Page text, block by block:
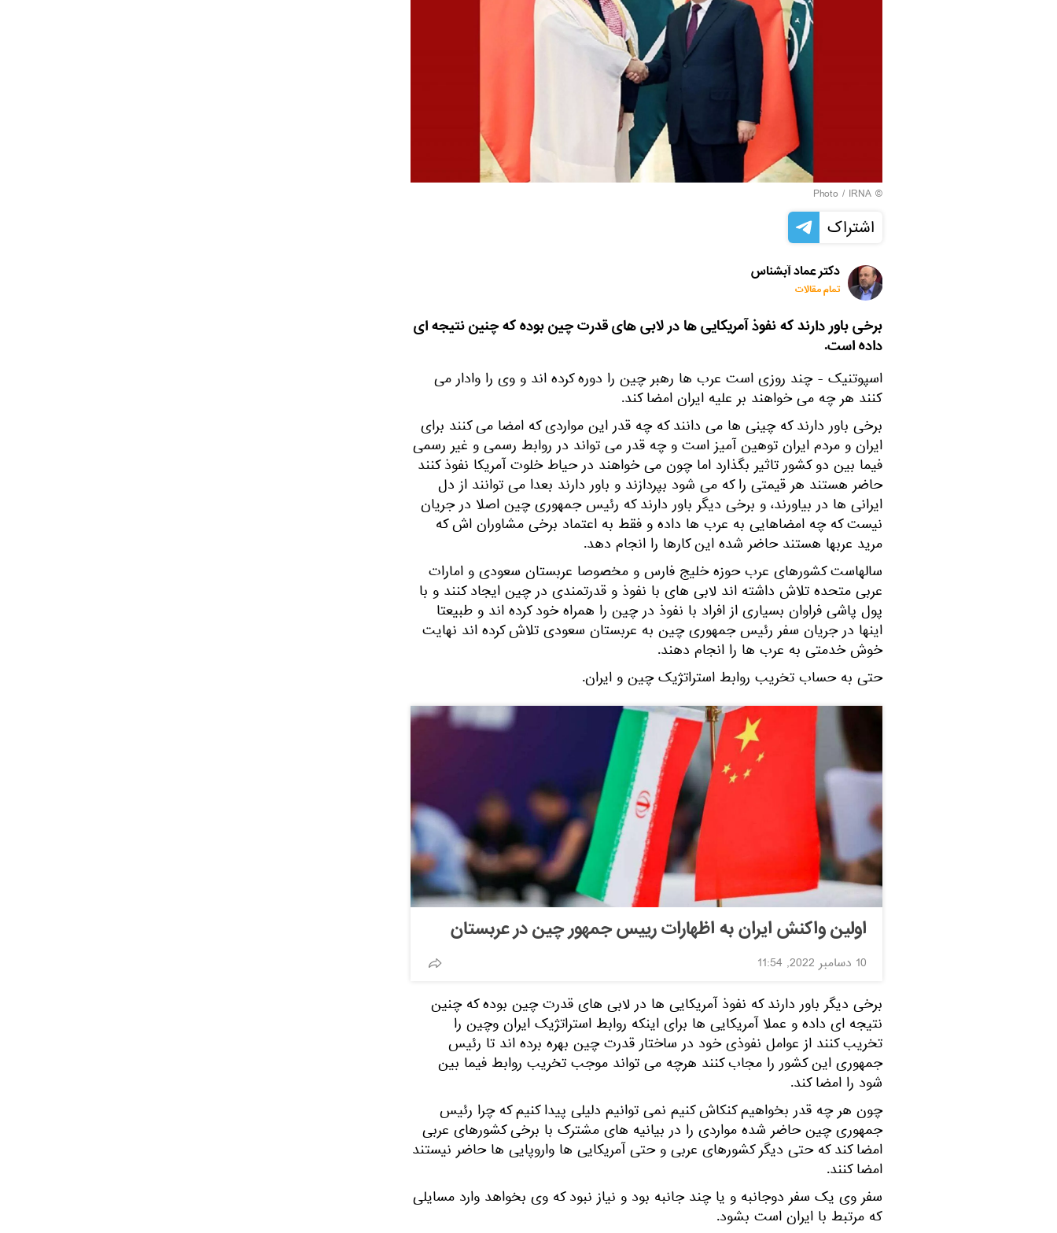
© Photo /
IRNA
اشتراک
دکتر عماد آبشناس
تمام مقالات
برخی باور دارند که نفوذ آمریکایی ها در لابی های قدرت چین بوده که چنین نتیجه ای
داده است.
اسپوتنیک - چند روزی است عرب ها رهبر چین را دوره کرده اند و وی را وادار می
کنند هر چه می خواهند بر علیه ایران امضا کند.
برخی باور دارند که چینی ها می دانند که چه قدر این مواردی که امضا می کنند برای
ایران و مردم ایران توهین آمیز است و چه قدر می تواند در روابط رسمی و غیر رسمی
فیما بین دو کشور تاثیر بگذارد اما چون می خواهند در حیاط خلوت آمریکا نفوذ کنند
حاضر هستند هر قیمتی را که می شود بپردازند و باور دارند بعدا می توانند از دل
ایرانی ها در بیاورند، و برخی دیگر باور دارند که رئیس جمهوری چین اصلا در جریان
نیست که چه امضاهایی به عرب ها داده و فقط به اعتماد برخی مشاوران اش که
مرید عربها هستند حاضر شده این کارها را انجام دهد.
سالهاست کشورهای عرب حوزه خلیج فارس و مخصوصا عربستان سعودی و امارات
عربی متحده تلاش داشته اند لابی های با نفوذ و قدرتمندی در چین ایجاد کنند و با
پول پاشی فراوان بسیاری از افراد با نفوذ در چین را همراه خود کرده اند و طبیعتا
اینها در جریان سفر رئیس جمهوری چین به عربستان سعودی تلاش کرده اند نهایت
خوش خدمتی به عرب ها را انجام دهند.
حتی به حساب تخریب روابط استراتژیک چین و ایران.
اولین واکنش ایران به اظهارات رییس‌ جمهور چین در عربستان
10 دسامبر 2022, 11:54
برخی دیگر باور دارند که نفوذ آمریکایی ها در لابی های قدرت چین بوده که چنین
نتیجه ای داده و عملا آمریکایی ها برای اینکه روابط استراتژیک ایران وچین را
تخریب کنند از عوامل نفوذی خود در ساختار قدرت چین بهره برده اند تا رئیس
جمهوری این کشور را مجاب کنند هرچه می تواند موجب تخریب روابط فیما بین
شود را امضا کند.
چون هر چه قدر بخواهیم کنکاش کنیم نمی توانیم دلیلی پیدا کنیم که چرا رئیس
جمهوری چین حاضر شده مواردی را در بیانیه های مشترک با برخی کشورهای عربی
امضا کند که حتی دیگر کشورهای عربی و حتی آمریکایی ها واروپایی ها حاضر نیستند
امضا کنند.
سفر وی یک سفر دوجانبه و یا چند جانبه بود و نیاز نبود که وی بخواهد وارد مسایلی
که مرتبط با ایران است بشود.